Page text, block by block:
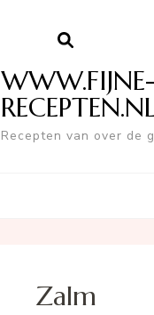
WWW.FIJNE-
Recepten van over de
Zalm